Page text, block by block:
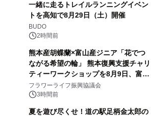
一緒に走るトレイルランニングイベン
トを高知で8月29日（土）開催
BUDO
2時間前
熊本産胡蝶蘭×富山産ジニア「花でつ
ながる希望の輪」 熊本復興支援チャリ
ティーワークショップを8月9日、富
山・射水で開催
フラワーライフ振興協議会
3時間前
夏を遊び尽くせ！道の駅足柄金太郎の